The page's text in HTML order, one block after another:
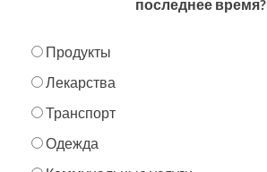
последнее время?
Продукты
Лекарства
Транспорт
Одежда